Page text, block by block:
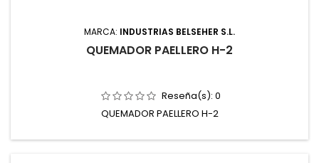
MARCA: INDUSTRIAS BELSEHER S.L.
QUEMADOR PAELLERO H-2
Reseña(s): 0
QUEMADOR PAELLERO H-2